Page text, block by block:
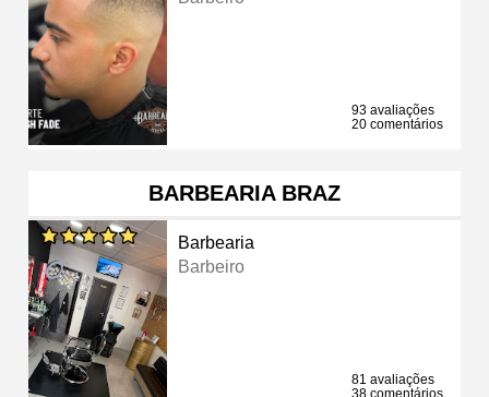
93 avaliações
20 comentários
BARBEARIA BRAZ
Barbearia
Barbeiro
81 avaliações
38 comentários